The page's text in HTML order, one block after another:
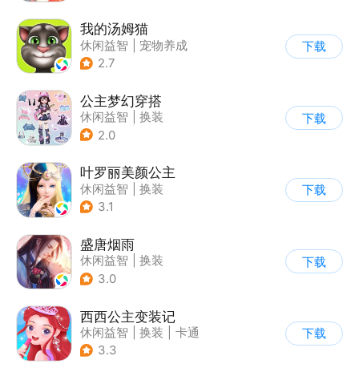
我的汤姆猫
休闲益智
宠物养成
| 汤姆猫
2.7
下载
公主梦幻穿搭
休闲益智
换装
| 女性向
2.0
下载
叶罗丽美颜公主
休闲益智
换装
| 动漫改编
3.1
下载
盛唐烟雨
休闲益智
换装
| 架空历史
3.0
下载
西西公主变装记
休闲益智 换装
卡通
3.3
下载